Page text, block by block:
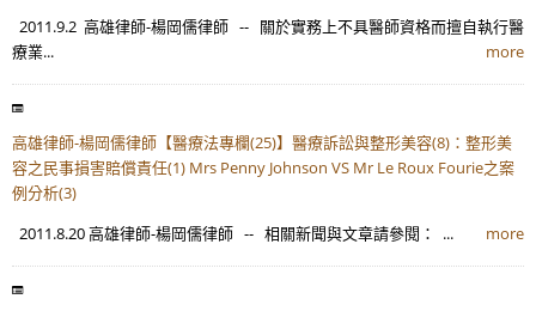
2011.9.2 高雄律師-楊岡儒律師 -- 關於實務上不具醫師資格而擅自執行醫
療業...
more
高雄律師-楊岡儒律師【醫療法專欄(25)】醫療訴訟與整形美容(8)：整形美
容之民事損害賠償責任(1) Mrs Penny Johnson VS Mr Le Roux Fourie之案
例分析(3)
2011.8.20 高雄律師-楊岡儒律師 -- 相關新聞與文章請參閱： ...
more